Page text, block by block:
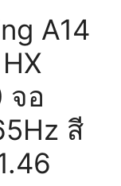
A14
จอ
สี